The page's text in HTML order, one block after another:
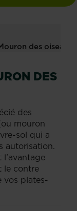
des oiseaux
DES
des
mouron
sol qui a
autorisation.
le contre
vos plates-